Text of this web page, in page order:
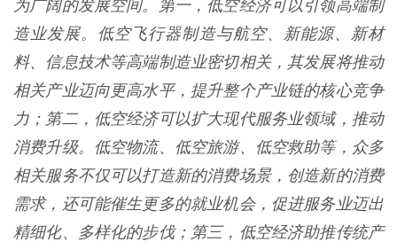
为广阔的发展空间。第一，低空经济可以引领高端制
造业发展。低空飞行器制造与航空、新能源、新材
料、信息技术等高端制造业密切相关，其发展将推动
相关产业迈向更高水平，提升整个产业链的核心竞争
力；第二，低空经济可以扩大现代服务业领域，推动
消费升级。低空物流、低空旅游、低空救助等，众多
相关服务不仅可以打造新的消费场景，创造新的消费
需求，还可能催生更多的就业机会，促进服务业迈出
精细化、多样化的步伐；第三，低空经济助推传统产